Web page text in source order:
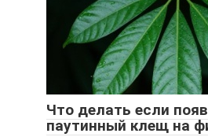
Что делать если
паутинный клещ на